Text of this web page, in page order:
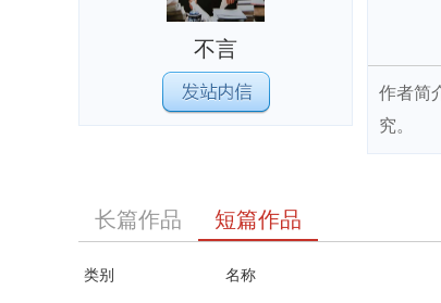
不言
作者简
究。
长篇作品 短篇作品
类别 名称